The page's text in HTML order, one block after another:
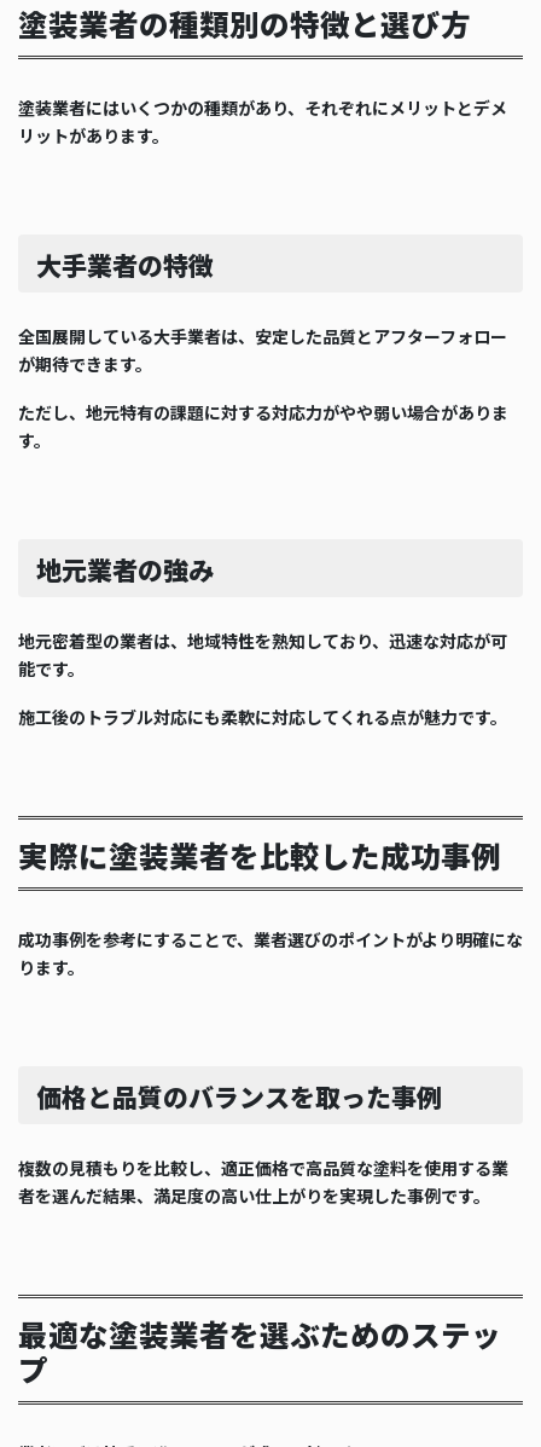
塗装業者の種類別の特徴と選び方
塗装業者にはいくつかの種類があり、それぞれにメリットとデメ
リットがあります。
大手業者の特徴
全国展開している大手業者は、安定した品質とアフターフォロー
が期待できます。
ただし、地元特有の課題に対する対応力がやや弱い場合がありま
す。
地元業者の強み
地元密着型の業者は、地域特性を熟知しており、迅速な対応が可
能です。
施工後のトラブル対応にも柔軟に対応してくれる点が魅力です。
実際に塗装業者を比較した成功事例
成功事例を参考にすることで、業者選びのポイントがより明確にな
ります。
価格と品質のバランスを取った事例
複数の見積もりを比較し、適正価格で高品質な塗料を使用する業
者を選んだ結果、満足度の高い仕上がりを実現した事例です。
最適な塗装業者を選ぶためのステッ
プ